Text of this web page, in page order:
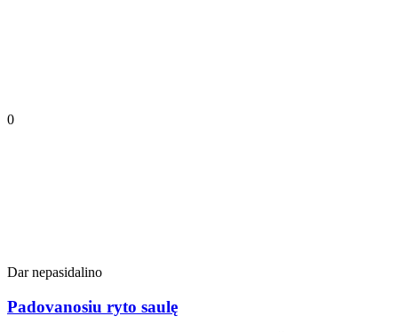
0
Dar nepasidalino
Padovanosiu ryto saulę